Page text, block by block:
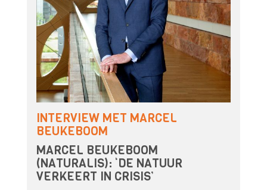
INTERVIEW MET MARCEL
BEUKEBOOM
MARCEL BEUKEBOOM
(NATURALIS): ‘DE NATUUR
VERKEERT IN CRISIS’